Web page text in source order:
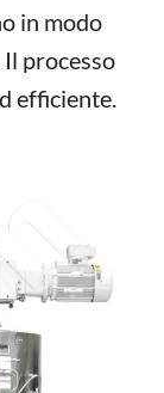
in modo
processo
efficiente.